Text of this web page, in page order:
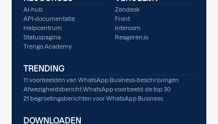
AI-hub
API-documentatie
Helpcentrum
Statuspagina
Trengo Academy
Zendesk
Front
Intercom
Reageren.io
TRENDING
11 voorbeelden van WhatsApp Business-beschrijvingen
Afwezigheidsbericht WhatsApp voorbeeld: de top 30
21 begroetingsberichten voor WhatsApp Business
DOWNLOADEN